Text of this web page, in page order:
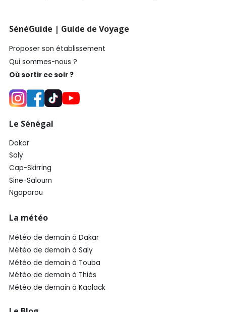
SénéGuide | Guide de Voyage
Proposer son établissement
Qui sommes-nous ?
Où sortir ce soir ?
Le Sénégal
Dakar
Saly
Cap-Skirring
Sine-Saloum
Ngaparou
La météo
Météo de demain à Dakar
Météo de demain à Saly
Météo de demain à Touba
Météo de demain à Thiès
Météo de demain à Kaolack